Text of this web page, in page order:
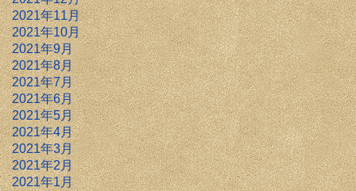
2021年11月
2021年10月
2021年9月
2021年8月
2021年7月
2021年6月
2021年5月
2021年4月
2021年3月
2021年2月
2021年1月